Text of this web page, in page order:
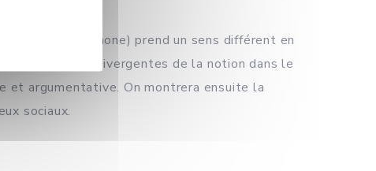
francophone) prend un sens différent en
divergentes de la notion dans le
et argumentative. On montrera ensuite la
sociaux.